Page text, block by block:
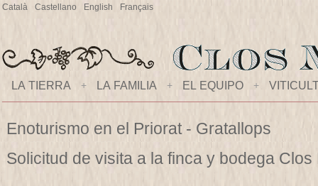
Català Castellano English Français
LA TIERRA + LA FAMILIA + EL EQUIPO +
Enoturismo en el Priorat - Gratallops
Solicitud de visita a la finca y bodega Clos